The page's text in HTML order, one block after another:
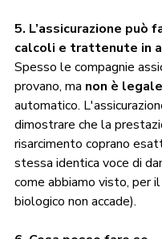
5. L’assicurazione può
calcoli e trattenute in
Spesso le compagnie
provano, ma non è legale
automatico.
dimostrare che la
risarcimento coprano
stessa identica voce di
come abbiamo visto, per
biologico non accade).